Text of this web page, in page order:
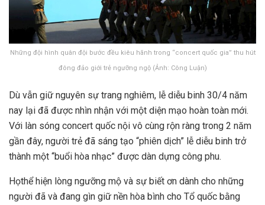
Những đội hình quân đội bước đều kiêu hãnh trong “concert quốc gia” thu hút
đông đảo giới trẻ ngưỡng ngộ (Ảnh: Công Luận)
Dù vẫn giữ nguyên sự trang nghiêm, lễ diễu binh 30/4 năm
nay lại đã được nhìn nhận với một diện mạo hoàn toàn mới.
Với làn sóng concert quốc nội vô cùng rộn ràng trong 2 năm
gần đây, người trẻ đã sáng tạo “phiên dịch” lễ diễu binh trở
thành một “buổi hòa nhạc” được dàn dựng công phu.
Họthể hiện lòng ngưỡng mộ và sự biết ơn dành cho những
người đã và đang gìn giữ nền hòa bình cho Tổ quốc bằng